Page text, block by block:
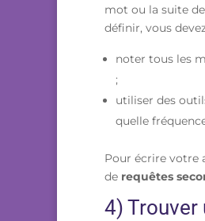
mot ou la suite
définir, vous
noter tous les
;
utiliser des
quelle
Pour écrire votre
de requêtes
4) Trouver